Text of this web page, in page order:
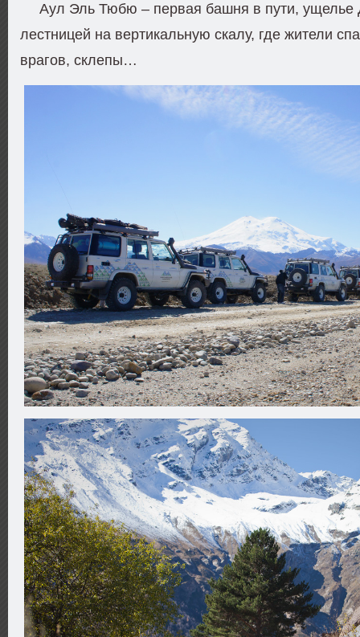
Аул Эль Тюбю – первая башня в пути, ущелье
лестницей на вертикальную скалу, где жители
врагов, склепы…